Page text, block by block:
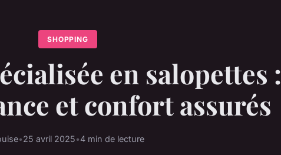
SHOPPING
en salopettes :
et confort assurés
•25 avril 2025•4 min de lecture